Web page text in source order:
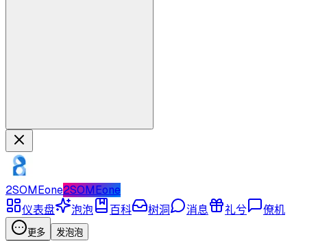
2SOMEone2SOMEone
仪表盘
泡泡 百科 树洞 消息 礼兮 僚机
更多 发泡泡